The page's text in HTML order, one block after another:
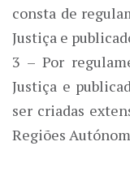
consta de
Justiça e
3 – Por
Justiça e
ser criadas
Regiões